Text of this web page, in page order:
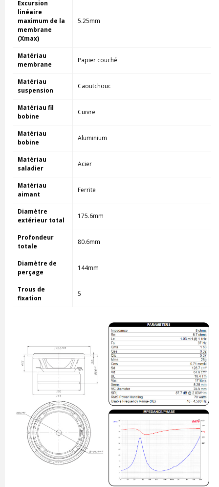
Excursion
linéaire
maximum de la
membrane
(Xmax)
5.25mm
Matériau
membrane
Papier couché
Matériau
suspension
Caoutchouc
Matériau fil
bobine
Cuivre
Matériau
bobine
Aluminium
Matériau
saladier
Acier
Matériau
aimant
Ferrite
Diamètre
extérieur total
175.6mm
Profondeur
totale
80.6mm
Diamètre de
perçage
144mm
Trous de
fixation
5